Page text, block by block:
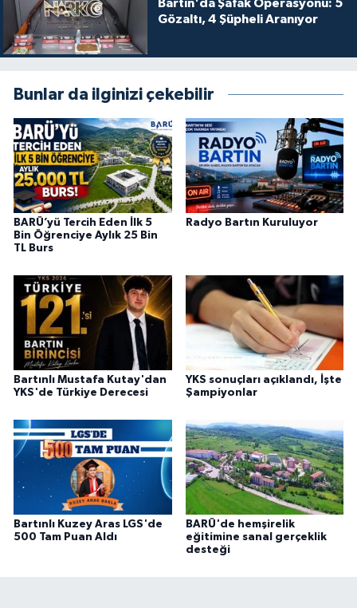
Bartın'da Şafak Operasyonu: 5
Gözaltı, 4 Şüpheli Aranıyor
Bunlar da ilginizi çekebilir
BARÜ’yü Tercih Eden İlk 5
Bin Öğrenciye Aylık 25 Bin
TL Burs
Radyo Bartın Kuruluyor
Bartınlı Mustafa Kutay'dan
YKS'de Türkiye Derecesi
YKS sonuçları açıklandı, İşte
Şampiyonlar
Bartınlı Kuzey Aras LGS'de
500 Tam Puan Aldı
BARÜ'de hemşirelik
eğitimine sanal gerçeklik
desteği